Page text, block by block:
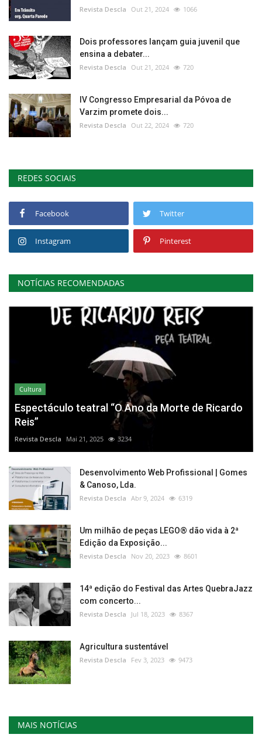
Revista Descla Out 21, 2024 1066
Dois professores lançam guia juvenil que
ensina a debater...
Revista Descla Out 21, 2024 720
IV Congresso Empresarial da Póvoa de
Varzim promete dois...
Revista Descla Out 22, 2024 720
REDES SOCIAIS
Facebook Twitter
Instagram Pinterest
NOTÍCIAS RECOMENDADAS
Cultura
Espectáculo teatral “O Ano da Morte de Ricardo
Reis”
Revista Descla Mai 21, 2025 3234
Desenvolvimento Web Profissional | Gomes
& Canoso, Lda.
Revista Descla Abr 9, 2024 6319
Um milhão de peças LEGO® dão vida à 2ª
Edição da Exposição...
Revista Descla Nov 20, 2023 8601
14ª edição do Festival das Artes QuebraJazz
com concerto...
Revista Descla Jul 18, 2023 8367
Agricultura sustentável
Revista Descla Fev 3, 2023 9473
MAIS NOTÍCIAS